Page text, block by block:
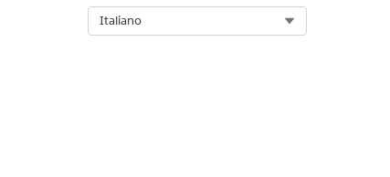
Italiano